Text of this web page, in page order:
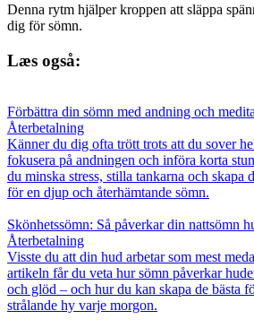
Denna rytm hjälper kroppen att släppa
dig för sömn.
Læs også:
Förbättra din sömn med andning och
Återbetalning
Känner du dig ofta trött trots att du sover
fokusera på andningen och införa korta
du minska stress, stilla tankarna och skapa
för en djup och återhämtande sömn.
Skönhetssömn: Så påverkar din nattsömn
Återbetalning
Visste du att din hud arbetar som mest
artikeln får du veta hur sömn påverkar
och glöd – och hur du kan skapa de bästa
strålande hy varje morgon.